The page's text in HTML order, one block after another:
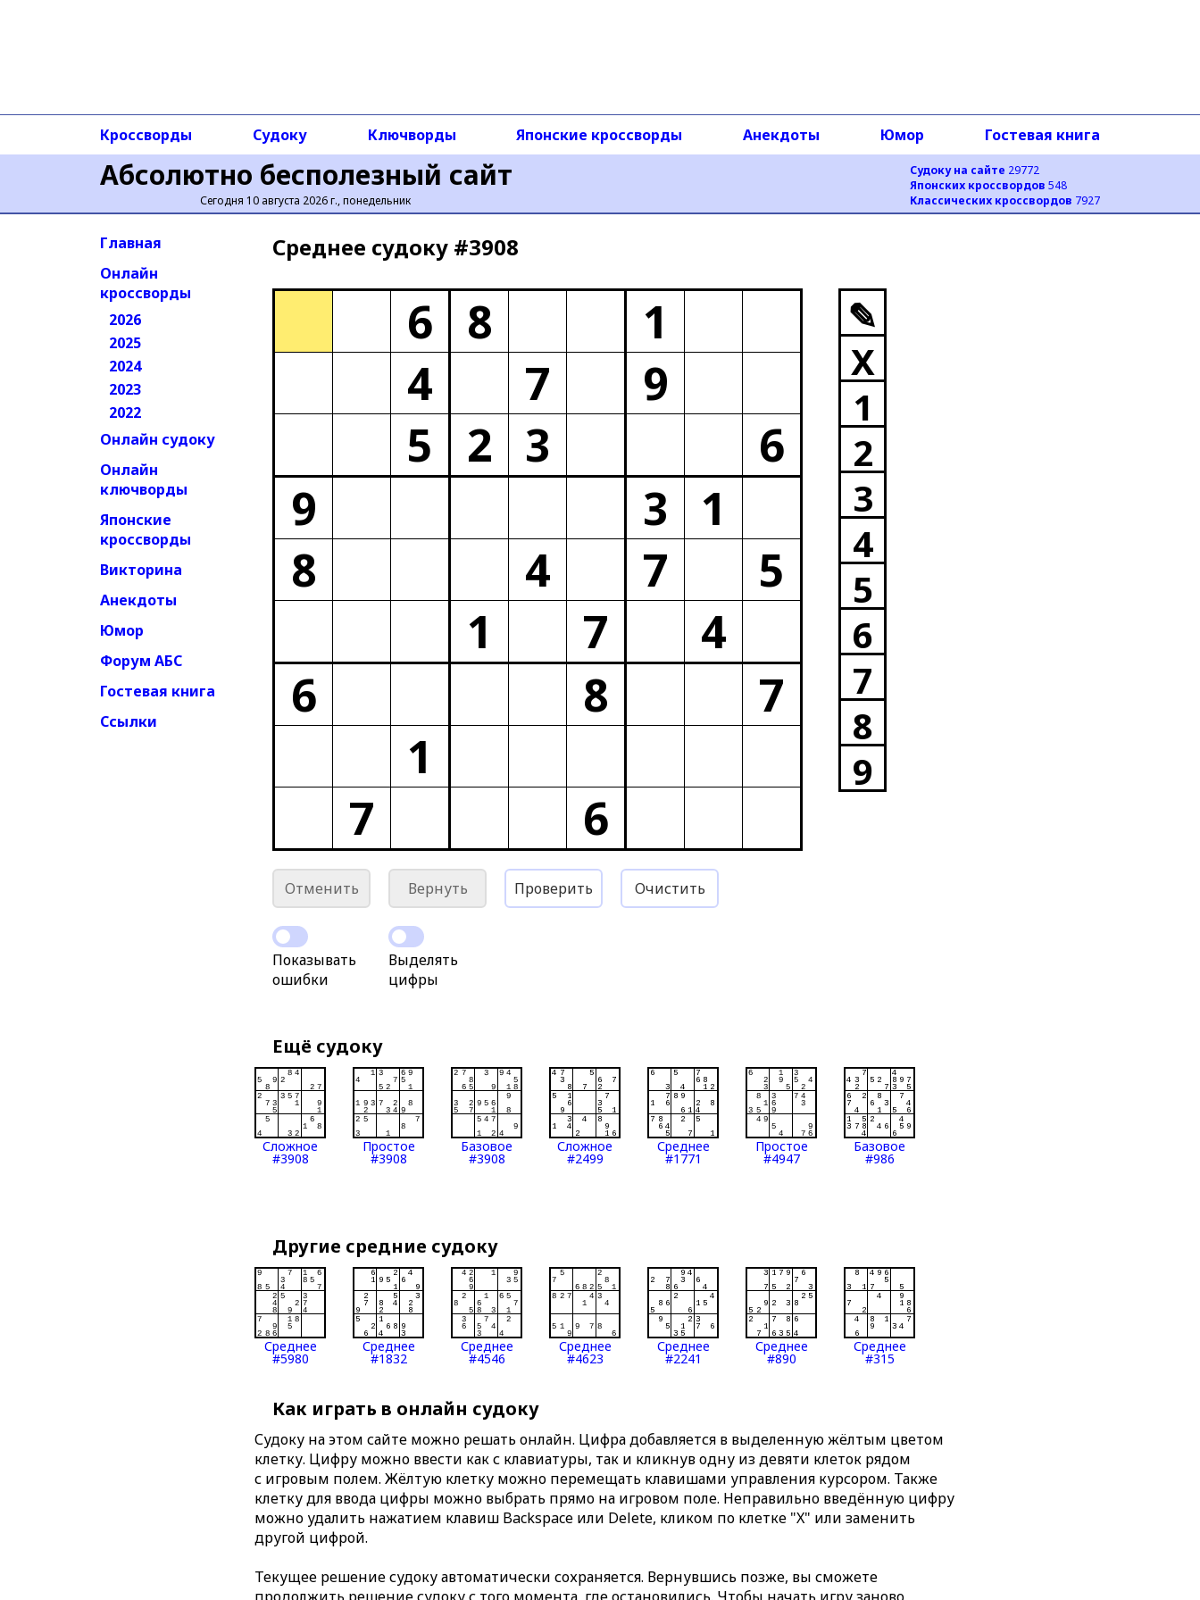
Абсолютно бесполезный сайт
Сегодня 10 августа 2026 г., понедельник
Судоку на сайте 29772
Японских кроссвордов 548
Классических кроссвордов 7927
Кроссворды Судоку Ключворды Японские кроссворды Анекдоты Юмор Гостевая книга
Главная
Онлайн
кроссворды
2026
2025
2024
2023
2022
Онлайн судоку
Онлайн
ключворды
Японские
кроссворды
Викторина
Анекдоты
Юмор
Форум АБС
Гостевая книга
Ссылки
Среднее cудоку #3908
6 8
1
4
7
9
5
2 3
6
9
3
1
8
4 7
5
1
7
4
6
8
7
1
7
6
✎
X
1
2
3
4
5
6
7
8
9
Отменить Вернуть Проверить Очистить
Показывать
ошибки
Выделять
цифры
Ещё судоку
Сложное
#3908
Простое
#3908
Базовое
#3908
Сложное
#2499
Среднее
#1771
Простое
#4947
Базовое
#986
Другие средние судоку
Среднее
#5980
Среднее
#1832
Среднее
#4546
Среднее
#4623
Среднее
#2241
Среднее
#890
Среднее
#315
Как играть в онлайн судоку
Судоку на этом сайте можно решать онлайн. Цифра добавляется в выделенную жёлтым цветом
клетку. Цифру можно ввести как с клавиатуры, так и кликнув одну из девяти клеток рядом
с игровым полем. Жёлтую клетку можно перемещать клавишами управления курсором. Также
клетку для ввода цифры можно выбрать прямо на игровом поле. Неправильно введённую цифру
можно удалить нажатием клавиш Backspace или Delete, кликом по клетке "X" или заменить
другой цифрой.
Текущее решение судоку автоматически сохраняется. Вернувшись позже, вы сможете